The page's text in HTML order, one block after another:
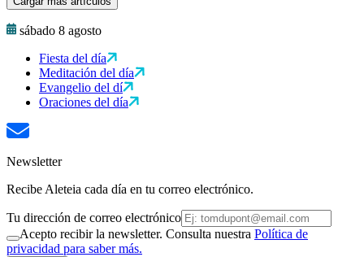
sábado 8 agosto
Fiesta del día
Meditación del día
Evangelio del dí
Oraciones del día
Newsletter
Recibe Aleteia cada día en tu correo electrónico.
Tu dirección de correo electrónico
Acepto recibir la newsletter. Consulta nuestra Política de
privacidad para saber más.